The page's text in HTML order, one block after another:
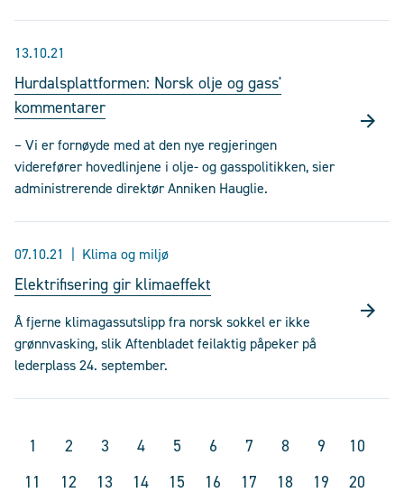
13.10.21
Hurdalsplattformen: Norsk olje og gass'
kommentarer
– Vi er fornøyde med at den nye regjeringen
viderefører hovedlinjene i olje- og gasspolitikken, sier
administrerende direktør Anniken Hauglie.
07.10.21 Klima og miljø
Elektrifisering gir klimaeffekt
Å fjerne klimagassutslipp fra norsk sokkel er ikke
grønnvasking, slik Aftenbladet feilaktig påpeker på
lederplass 24. september.
1 2 3 4 5 6 7 8 9
10
11
12 13 14 15 16 17 18 19
20